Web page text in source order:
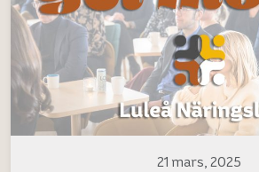
21 mars, 2025